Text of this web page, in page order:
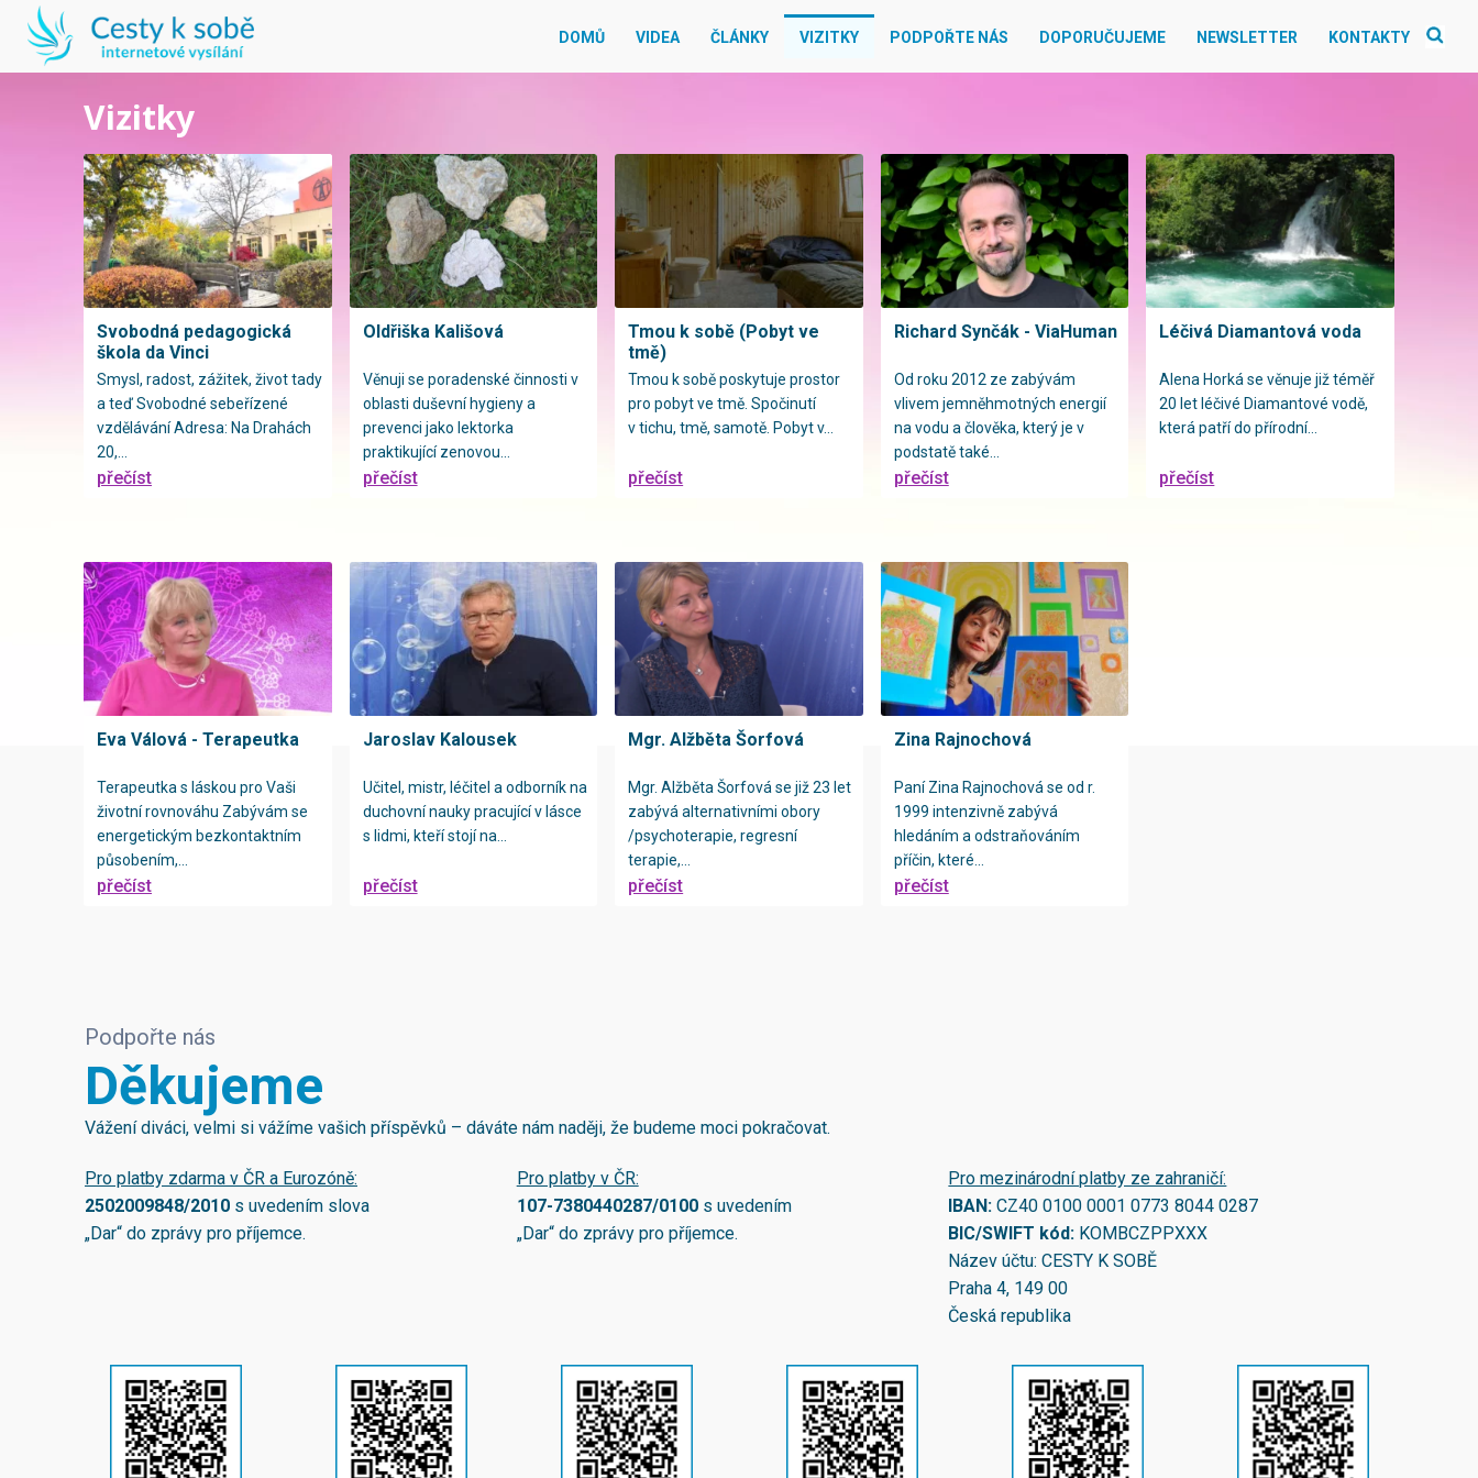
DOMŮ VIDEA ČLÁNKY VIZITKY PODPOŘTE NÁS DOPORUČUJEME NEWSLETTER KONTAKTY
Vizitky
Svobodná pedagogická
škola da Vinci
Smysl, radost, zážitek, život tady
a teď Svobodné sebeřízené
vzdělávání Adresa: Na Drahách
20,...
přečíst
Oldřiška Kališová
Věnuji se poradenské činnosti v
oblasti duševní hygieny a
prevenci jako lektorka
praktikující zenovou...
přečíst
Tmou k sobě (Pobyt ve
tmě)
Tmou k sobě poskytuje prostor
pro pobyt ve tmě. Spočinutí
v tichu, tmě, samotě. Pobyt v...
přečíst
Richard Synčák - ViaHuman
Od roku 2012 ze zabývám
vlivem jemněhmotných energií
na vodu a člověka, který je v
podstatě také...
přečíst
Léčivá Diamantová voda
Alena Horká se věnuje již téměř
20 let léčivé Diamantové vodě,
která patří do přírodní...
přečíst
Eva Válová - Terapeutka
Terapeutka s láskou pro Vaši
životní rovnováhu Zabývám se
energetickým bezkontaktním
působením,...
přečíst
Jaroslav Kalousek
Učitel, mistr, léčitel a odborník na
duchovní nauky pracující v lásce
s lidmi, kteří stojí na...
přečíst
Mgr. Alžběta Šorfová
Mgr. Alžběta Šorfová se již 23 let
zabývá alternativními obory
/psychoterapie, regresní
terapie,...
přečíst
Zina Rajnochová
Paní Zina Rajnochová se od r.
1999 intenzivně zabývá
hledáním a odstraňováním
příčin, které...
přečíst
Podpořte nás
Děkujeme
Vážení diváci, velmi si vážíme vašich příspěvků – dáváte nám naději, že budeme moci pokračovat.
Pro platby zdarma v ČR a Eurozóně:
2502009848/2010 s uvedením slova
„Dar“ do zprávy pro příjemce.
Pro platby v ČR:
107-7380440287/0100s uvedením
„Dar“ do zprávy pro příjemce.
Pro mezinárodní platby ze zahraničí:
IBAN:CZ40 0100 0001 0773 8044 0287
BIC/SWIFT kód: KOMBCZPPXXX
Název účtu: CESTY K SOBĚ
Praha 4, 149 00
Česká republika